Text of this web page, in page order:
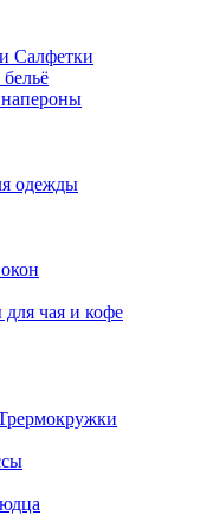
Салфетки
одежды
для чая и кофе